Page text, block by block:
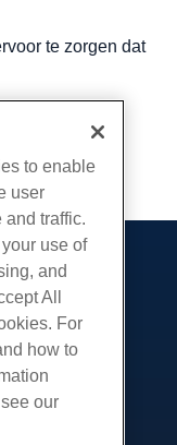
te zorgen dat
Kopiëren URL
to enable
user
and traffic.
use of
and
All
For
how to
our